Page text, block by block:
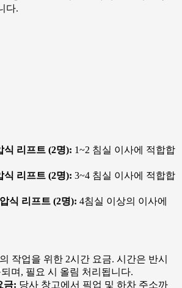
다.
식 리프트 (2명): 1~2 침실 이사에 적합합
식 리프트 (2명): 3~4 침실 이사에 적합합
식 리프트 (2명): 4침실 이상의 이사에
작업을 위한 2시간 요금. 시간은 반시
며, 필요 시 올림 처리됩니다.
금: 당사 창고에서 픽업 및 하차 주소까